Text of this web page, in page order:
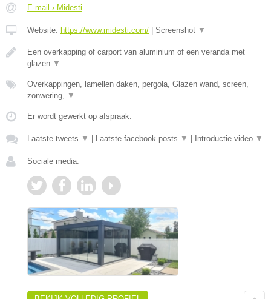
E-mail › Midesti
Website: https://www.midesti.com/ Screenshot ▼
Een overkapping of carport van aluminium of een veranda met
glazen ▼
Overkappingen, lamellen daken, pergola, Glazen wand, screen,
zonwering, ▼
Er wordt gewerkt op afspraak.
Laatste tweets ▼ Laatste facebook posts ▼ Introductie video ▼
Sociale media: